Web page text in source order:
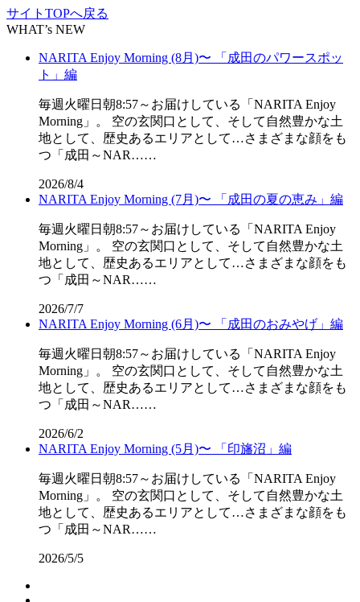
サイトTOPへ戻る
WHAT’s NEW
NARITA Enjoy Morning (8月)〜 「成田のパワースポッ
ト」編
毎週火曜日朝8:57～お届けしている「NARITA Enjoy
Morning」。 空の玄関口として、そして自然豊かな土
地として、歴史あるエリアとして…さまざまな顔をも
つ「成田～NAR……
2026/8/4
NARITA Enjoy Morning (7月)〜 「成田の夏の恵み」編
毎週火曜日朝8:57～お届けしている「NARITA Enjoy
Morning」。 空の玄関口として、そして自然豊かな土
地として、歴史あるエリアとして…さまざまな顔をも
つ「成田～NAR……
2026/7/7
NARITA Enjoy Morning (6月)〜 「成田のおみやげ」編
毎週火曜日朝8:57～お届けしている「NARITA Enjoy
Morning」。 空の玄関口として、そして自然豊かな土
地として、歴史あるエリアとして…さまざまな顔をも
つ「成田～NAR……
2026/6/2
NARITA Enjoy Morning (5月)〜 「印旛沼」編
毎週火曜日朝8:57～お届けしている「NARITA Enjoy
Morning」。 空の玄関口として、そして自然豊かな土
地として、歴史あるエリアとして…さまざまな顔をも
つ「成田～NAR……
2026/5/5